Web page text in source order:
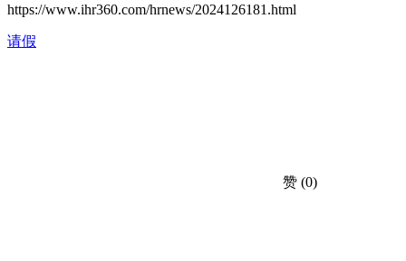
https://www.ihr360.com/hrnews/2024126181.html
请假
赞 (0)